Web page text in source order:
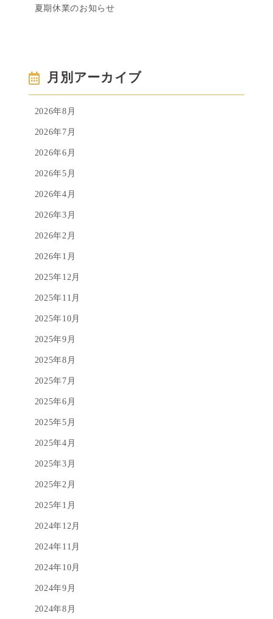
夏期休業のお知らせ
月別アーカイブ
2026年8月
2026年7月
2026年6月
2026年5月
2026年4月
2026年3月
2026年2月
2026年1月
2025年12月
2025年11月
2025年10月
2025年9月
2025年8月
2025年7月
2025年6月
2025年5月
2025年4月
2025年3月
2025年2月
2025年1月
2024年12月
2024年11月
2024年10月
2024年9月
2024年8月